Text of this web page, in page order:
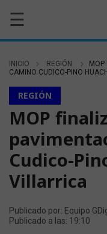
☰
INICIO REGIÓN
MOP
CAMINO CUDICO-PINO
REGIÓN
MOP
Cudico-
Villarrica
Publicado por: Equipo
Publicado a las: 19:10